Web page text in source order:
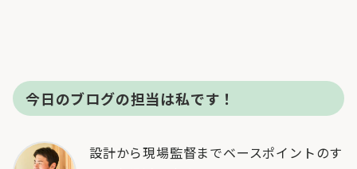
今日のブログの担当は私です！
設計から現場監督までベースポイントのす